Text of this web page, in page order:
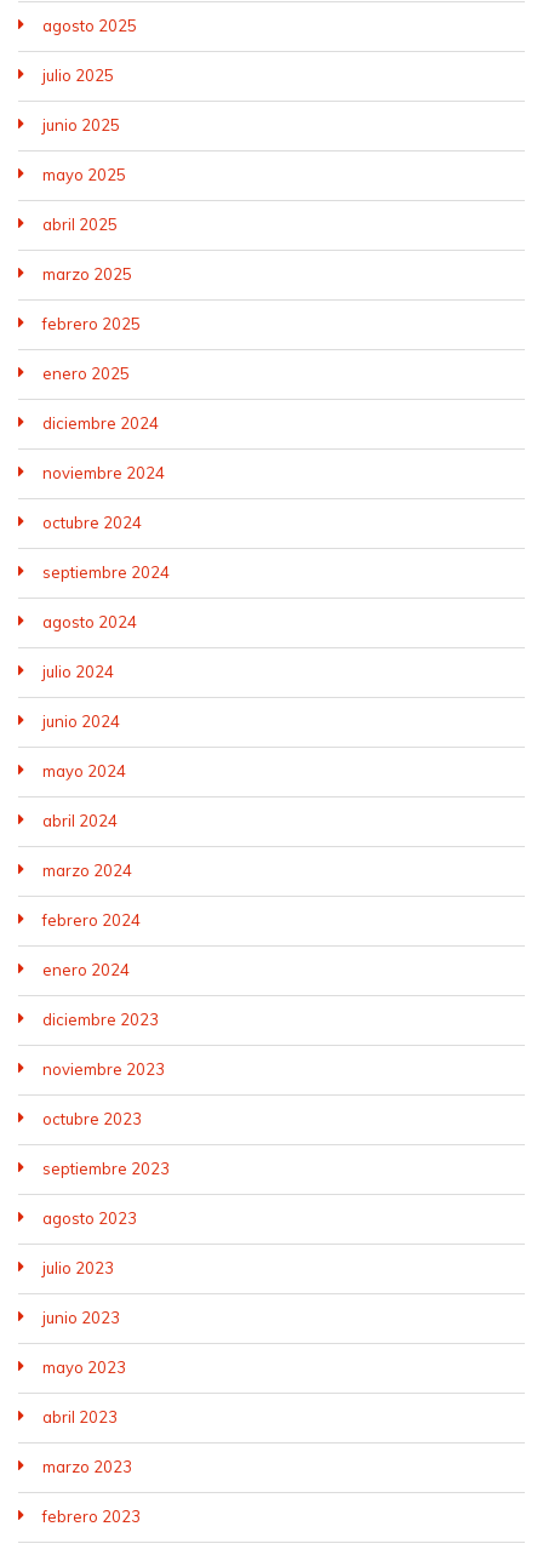
agosto 2025
julio 2025
junio 2025
mayo 2025
abril 2025
marzo 2025
febrero 2025
enero 2025
diciembre 2024
noviembre 2024
octubre 2024
septiembre 2024
agosto 2024
julio 2024
junio 2024
mayo 2024
abril 2024
marzo 2024
febrero 2024
enero 2024
diciembre 2023
noviembre 2023
octubre 2023
septiembre 2023
agosto 2023
julio 2023
junio 2023
mayo 2023
abril 2023
marzo 2023
febrero 2023